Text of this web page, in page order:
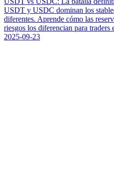
USDT y USDC dominan los
diferentes. Aprende cómo las
riesgos los diferencian para traders
2025-09-23